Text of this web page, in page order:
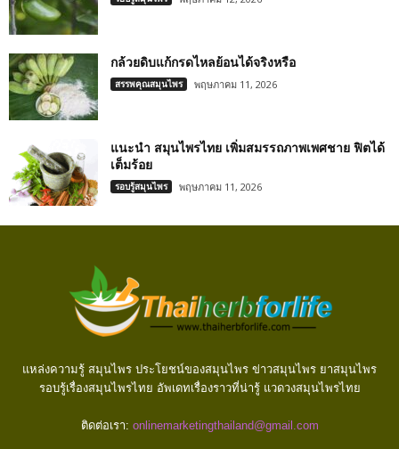
กล้วยดิบแก้กรดไหลย้อนได้จริงหรือ
สรรพคุณสมุนไพร พฤษภาคม 11, 2026
แนะนำ สมุนไพรไทย เพิ่มสมรรถภาพเพศชาย ฟิตได้
เต็มร้อย
รอบรู้สมุนไพร พฤษภาคม 11, 2026
แหล่งความรู้ สมุนไพร ประโยชน์ของสมุนไพร ข่าวสมุนไพร ยาสมุนไพร
รอบรู้เรื่องสมุนไพรไทย อัพเดทเรื่องราวที่น่ารู้ แวดวงสมุนไพรไทย
ติดต่อเรา: onlinemarketingthailand@gmail.com